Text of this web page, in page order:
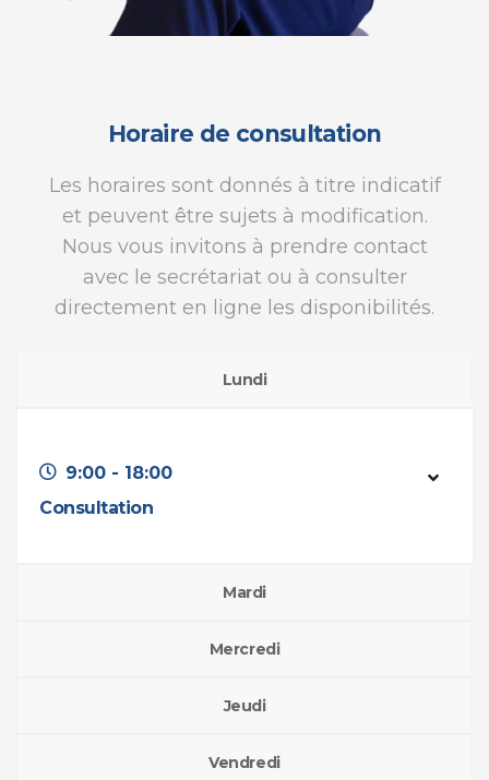
Horaire de consultation
Les horaires sont donnés à titre indicatif
et peuvent être sujets à modification.
Nous vous invitons à prendre contact
avec le secrétariat ou à consulter
directement en ligne les disponibilités.
Lundi
9:00 - 18:00
Consultation
Mardi
Mercredi
Jeudi
Vendredi